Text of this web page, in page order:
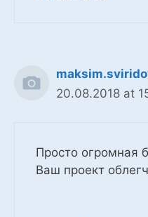
20.08.2018 at
Просто огромная
Ваш проект